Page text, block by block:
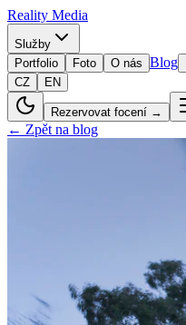
Reality Media
Služby
Portfolio
Foto O nás Blog
CZ
EN
Rezervovat focení →
← Zpět na blog